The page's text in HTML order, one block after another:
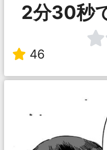
2分30秒
46